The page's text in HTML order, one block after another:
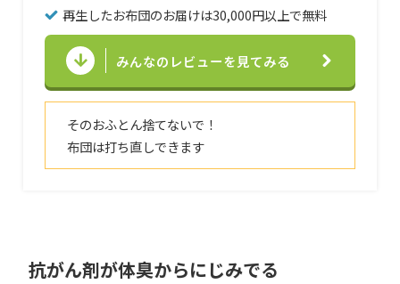
再生したお布団のお届けは30,000円以上で無料
みんなのレビューを見てみる
そのおふとん捨てないで！
布団は打ち直しできます
抗がん剤が体臭からにじみでる